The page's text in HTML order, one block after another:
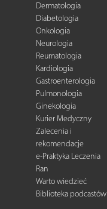
Dermatologia
Diabetologia
Onkologia
Neurologia
Reumatologia
Kardiologia
Gastroenterologia
Pulmonologia
Ginekologia
Kurier Medyczny
Zalecenia i
rekomendacje
e-Praktyka Leczenia
Ran
Warto wiedzieć
Biblioteka podcastów